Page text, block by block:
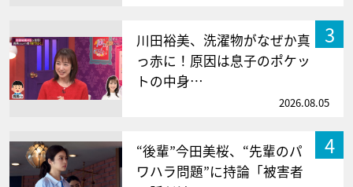
3
川田裕美、洗濯物がなぜか真
っ赤に！原因は息子のポケッ
トの中身…
2026.08.05
4
“後輩”今田美桜、“先輩のパ
ワハラ問題”に持論「被害者